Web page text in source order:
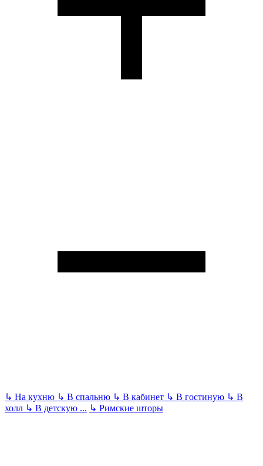
↳ На кухню ↳ В спальню ↳ В кабинет ↳ В гостиную ↳ В
холл ↳ В детскую ... ↳ Римские шторы